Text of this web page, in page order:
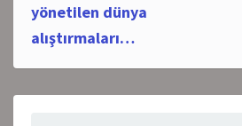
navigation
yönetilen dünya
alıştırmaları…